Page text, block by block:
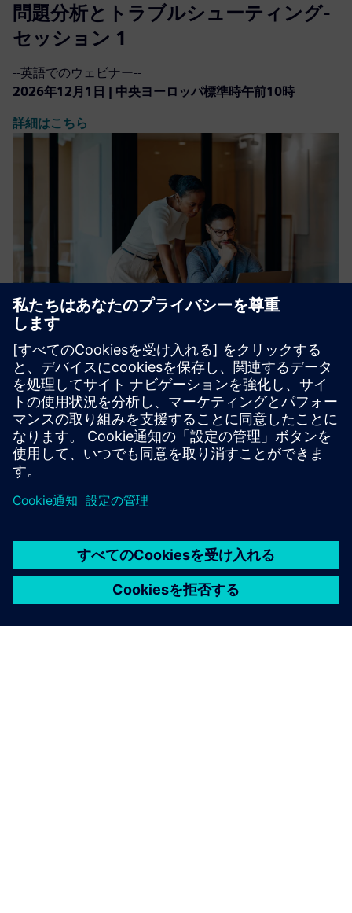
問題分析とトラブルシューティング-
セッション 1
--英語でのウェビナー--
2026年12月1日 | 中央ヨーロッパ標準時午前10時
詳細はこちら
問題分析とトラブルシューティング-
セッション 2
--英語でのウェビナー--
2026年12月1日 | 中央ヨーロッパ標準時午後3時
詳細はこちら